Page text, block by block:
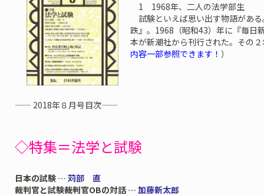
1 1968年、二人の法学部生
試験といえば思い出す物語があ
跌』。1968（昭和43）年に『毎日
本が新潮社から刊行された。その
内容一部参照できます！ ）
—— 2018年８月号目次——
◇特集＝法学と試験
日本の試験 … 苅部 直
裁判官と試験――裁判官OBの対話 … 加藤新太郎